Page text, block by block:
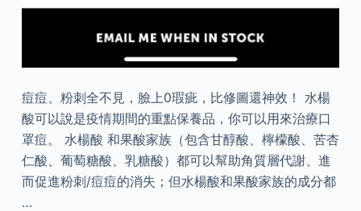
痘痘、粉刺全不見，臉上0瑕疵，比修圖還神效！ 水楊
酸可以說是疫情期間的重點保養品，你可以用來治療口
罩痘。 水楊酸 和果酸家族（包含甘醇酸、檸檬酸、苦杏
仁酸、葡萄糖酸、乳糖酸）都可以幫助角質層代謝、進
而促進粉刺/痘痘的消失；但水楊酸和果酸家族的成分都
…